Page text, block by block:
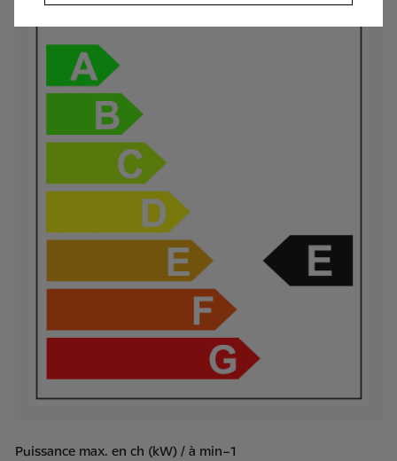
Puissance max. en ch (kW) / à min–1